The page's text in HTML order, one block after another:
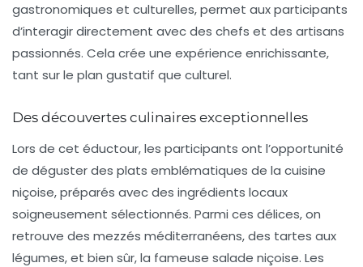
gastronomiques et culturelles, permet aux participants
d’interagir directement avec des chefs et des artisans
passionnés. Cela crée une expérience enrichissante,
tant sur le plan gustatif que culturel.
Des découvertes culinaires exceptionnelles
Lors de cet éductour, les participants ont l’opportunité
de déguster des plats emblématiques de la cuisine
niçoise, préparés avec des ingrédients locaux
soigneusement sélectionnés. Parmi ces délices, on
retrouve des mezzés méditerranéens, des tartes aux
légumes, et bien sûr, la fameuse salade niçoise. Les